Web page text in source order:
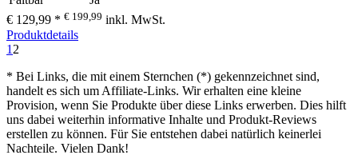
€ 129,99 * € 199,99 inkl. MwSt.
Produktdetails
1 2
* Bei Links, die mit einem Sternchen (*) gekennzeichnet sind,
handelt es sich um Affiliate-Links. Wir erhalten eine kleine
Provision, wenn Sie Produkte über diese Links erwerben. Dies hilft
uns dabei weiterhin informative Inhalte und Produkt-Reviews
erstellen zu können. Für Sie entstehen dabei natürlich keinerlei
Nachteile. Vielen Dank!